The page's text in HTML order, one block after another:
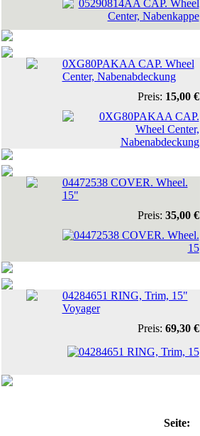
0XG80PAKAA CAP. Wheel
Center, Nabenabdeckung
Preis: 15,00 €
04472538 COVER. Wheel.
15"
Preis: 35,00 €
04284651 RING, Trim, 15"
Voyager
Preis: 69,30 €
Seite: